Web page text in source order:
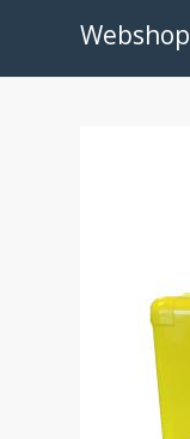
Webshop